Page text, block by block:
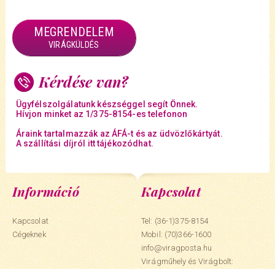
MEGRENDELEM
VIRÁGKÜLDÉS
Kérdése van?
Ügyfélszolgálatunk készséggel segít Önnek.
Hívjon minket az 1/375-8154-es telefonon
Áraink tartalmazzák az ÁFÁ-t és az üdvözlőkártyát.
A szállítási díjról itt tájékozódhat.
Információ
Kapcsolat
Cégeknek
Kapcsolat
Tel: (36-1)375-8154
Mobil:(70)366-1600
info@viragposta.hu
Virágműhely és Virágbolt: